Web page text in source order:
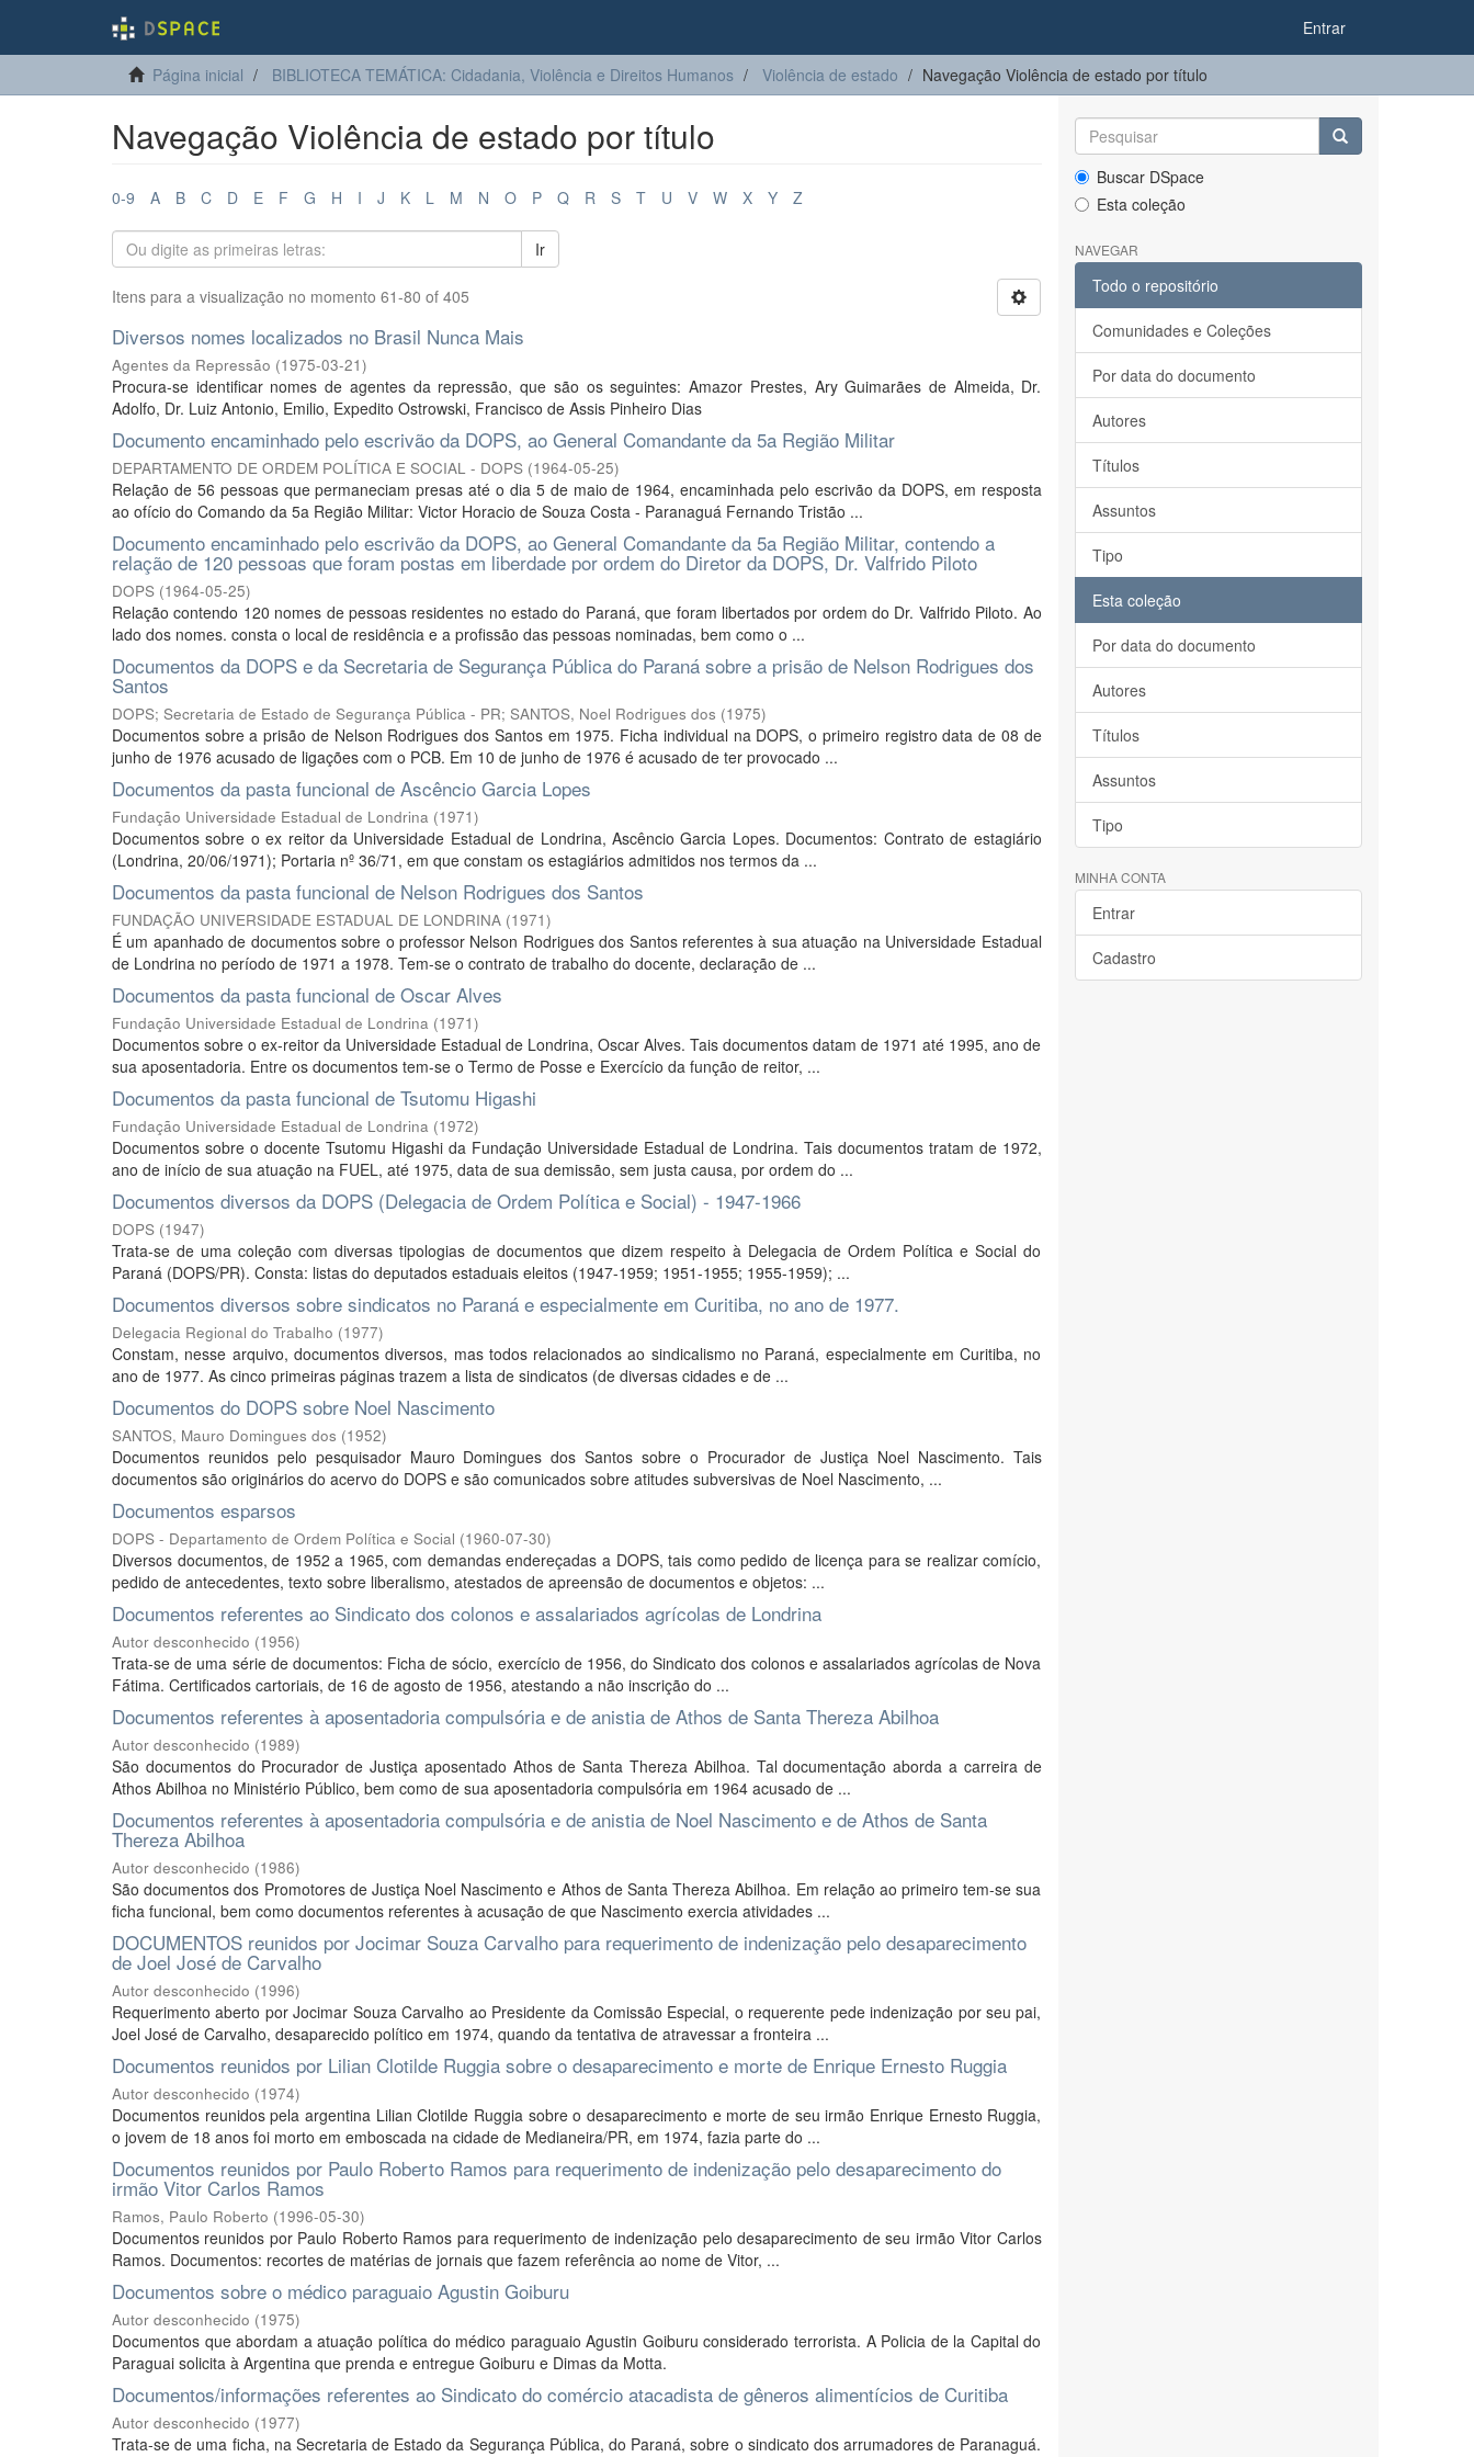
Entrar
Página inicial BIBLIOTECA TEMÁTICA: Cidadania, Violência e Direitos Humanos Violência de estado Navegação Violência de estado por título
Navegação Violência de estado por título
0-9 A B C D E F G H I J K L M N O P Q R S T U V W X Y Z
Ir
Itens para a visualização no momento 61-80 of 405
Diversos nomes localizados no Brasil Nunca Mais
Agentes da Repressão (1975-03-21)
Procura-se identificar nomes de agentes da repressão, que são os seguintes: Amazor Prestes, Ary Guimarães de Almeida, Dr.
Adolfo, Dr. Luiz Antonio, Emilio, Expedito Ostrowski, Francisco de Assis Pinheiro Dias
Documento encaminhado pelo escrivão da DOPS, ao General Comandante da 5a Região Militar
DEPARTAMENTO DE ORDEM POLÍTICA E SOCIAL - DOPS (1964-05-25)
Relação de 56 pessoas que permaneciam presas até o dia 5 de maio de 1964, encaminhada pelo escrivão da DOPS, em resposta
ao ofício do Comando da 5a Região Militar: Victor Horacio de Souza Costa - Paranaguá Fernando Tristão ...
Documento encaminhado pelo escrivão da DOPS, ao General Comandante da 5a Região Militar, contendo a
relação de 120 pessoas que foram postas em liberdade por ordem do Diretor da DOPS, Dr. Valfrido Piloto
DOPS (1964-05-25)
Relação contendo 120 nomes de pessoas residentes no estado do Paraná, que foram libertados por ordem do Dr. Valfrido Piloto. Ao
lado dos nomes. consta o local de residência e a profissão das pessoas nominadas, bem como o ...
Documentos da DOPS e da Secretaria de Segurança Pública do Paraná sobre a prisão de Nelson Rodrigues dos
Santos
DOPS; Secretaria de Estado de Segurança Pública - PR; SANTOS, Noel Rodrigues dos (1975)
Documentos sobre a prisão de Nelson Rodrigues dos Santos em 1975. Ficha individual na DOPS, o primeiro registro data de 08 de
junho de 1976 acusado de ligações com o PCB. Em 10 de junho de 1976 é acusado de ter provocado ...
Documentos da pasta funcional de Ascêncio Garcia Lopes
Fundação Universidade Estadual de Londrina (1971)
Documentos sobre o ex reitor da Universidade Estadual de Londrina, Ascêncio Garcia Lopes. Documentos: Contrato de estagiário
(Londrina, 20/06/1971); Portaria nº 36/71, em que constam os estagiários admitidos nos termos da ...
Documentos da pasta funcional de Nelson Rodrigues dos Santos
FUNDAÇÃO UNIVERSIDADE ESTADUAL DE LONDRINA (1971)
É um apanhado de documentos sobre o professor Nelson Rodrigues dos Santos referentes à sua atuação na Universidade Estadual
de Londrina no período de 1971 a 1978. Tem-se o contrato de trabalho do docente, declaração de ...
Documentos da pasta funcional de Oscar Alves
Fundação Universidade Estadual de Londrina (1971)
Documentos sobre o ex-reitor da Universidade Estadual de Londrina, Oscar Alves. Tais documentos datam de 1971 até 1995, ano de
sua aposentadoria. Entre os documentos tem-se o Termo de Posse e Exercício da função de reitor, ...
Documentos da pasta funcional de Tsutomu Higashi
Fundação Universidade Estadual de Londrina (1972)
Documentos sobre o docente Tsutomu Higashi da Fundação Universidade Estadual de Londrina. Tais documentos tratam de 1972,
ano de início de sua atuação na FUEL, até 1975, data de sua demissão, sem justa causa, por ordem do ...
Documentos diversos da DOPS (Delegacia de Ordem Política e Social) - 1947-1966
DOPS (1947)
Trata-se de uma coleção com diversas tipologias de documentos que dizem respeito à Delegacia de Ordem Política e Social do
Paraná (DOPS/PR). Consta: listas do deputados estaduais eleitos (1947-1959; 1951-1955; 1955-1959); ...
Documentos diversos sobre sindicatos no Paraná e especialmente em Curitiba, no ano de 1977.
Delegacia Regional do Trabalho (1977)
Constam, nesse arquivo, documentos diversos, mas todos relacionados ao sindicalismo no Paraná, especialmente em Curitiba, no
ano de 1977. As cinco primeiras páginas trazem a lista de sindicatos (de diversas cidades e de ...
Documentos do DOPS sobre Noel Nascimento
SANTOS, Mauro Domingues dos (1952)
Documentos reunidos pelo pesquisador Mauro Domingues dos Santos sobre o Procurador de Justiça Noel Nascimento. Tais
documentos são originários do acervo do DOPS e são comunicados sobre atitudes subversivas de Noel Nascimento, ...
Documentos esparsos
DOPS - Departamento de Ordem Política e Social (1960-07-30)
Diversos documentos, de 1952 a 1965, com demandas endereçadas a DOPS, tais como pedido de licença para se realizar comício,
pedido de antecedentes, texto sobre liberalismo, atestados de apreensão de documentos e objetos: ...
Documentos referentes ao Sindicato dos colonos e assalariados agrícolas de Londrina
Autor desconhecido (1956)
Trata-se de uma série de documentos: Ficha de sócio, exercício de 1956, do Sindicato dos colonos e assalariados agrícolas de Nova
Fátima. Certificados cartoriais, de 16 de agosto de 1956, atestando a não inscrição do ...
Documentos referentes à aposentadoria compulsória e de anistia de Athos de Santa Thereza Abilhoa
Autor desconhecido (1989)
São documentos do Procurador de Justiça aposentado Athos de Santa Thereza Abilhoa. Tal documentação aborda a carreira de
Athos Abilhoa no Ministério Público, bem como de sua aposentadoria compulsória em 1964 acusado de ...
Documentos referentes à aposentadoria compulsória e de anistia de Noel Nascimento e de Athos de Santa
Thereza Abilhoa
Autor desconhecido (1986)
São documentos dos Promotores de Justiça Noel Nascimento e Athos de Santa Thereza Abilhoa. Em relação ao primeiro tem-se sua
ficha funcional, bem como documentos referentes à acusação de que Nascimento exercia atividades ...
DOCUMENTOS reunidos por Jocimar Souza Carvalho para requerimento de indenização pelo desaparecimento
de Joel José de Carvalho
Autor desconhecido (1996)
Requerimento aberto por Jocimar Souza Carvalho ao Presidente da Comissão Especial, o requerente pede indenização por seu pai,
Joel José de Carvalho, desaparecido político em 1974, quando da tentativa de atravessar a fronteira ...
Documentos reunidos por Lilian Clotilde Ruggia sobre o desaparecimento e morte de Enrique Ernesto Ruggia
Autor desconhecido (1974)
Documentos reunidos pela argentina Lilian Clotilde Ruggia sobre o desaparecimento e morte de seu irmão Enrique Ernesto Ruggia,
o jovem de 18 anos foi morto em emboscada na cidade de Medianeira/PR, em 1974, fazia parte do ...
Documentos reunidos por Paulo Roberto Ramos para requerimento de indenização pelo desaparecimento do
irmão Vitor Carlos Ramos
Ramos, Paulo Roberto (1996-05-30)
Documentos reunidos por Paulo Roberto Ramos para requerimento de indenização pelo desaparecimento de seu irmão Vitor Carlos
Ramos. Documentos: recortes de matérias de jornais que fazem referência ao nome de Vitor, ...
Documentos sobre o médico paraguaio Agustin Goiburu
Autor desconhecido (1975)
Documentos que abordam a atuação política do médico paraguaio Agustin Goiburu considerado terrorista. A Policia de la Capital do
Paraguai solicita à Argentina que prenda e entregue Goiburu e Dimas da Motta.
Documentos/informações referentes ao Sindicato do comércio atacadista de gêneros alimentícios de Curitiba
Autor desconhecido (1977)
Trata-se de uma ficha, na Secretaria de Estado da Segurança Pública, do Paraná, sobre o sindicato dos arrumadores de Paranaguá.
Buscar DSpace
Esta coleção
NAVEGAR
Todo o repositório
Comunidades e Coleções
Por data do documento
Autores
Títulos
Assuntos
Tipo
Esta coleção
Por data do documento
Autores
Títulos
Assuntos
Tipo
MINHA CONTA
Entrar
Cadastro